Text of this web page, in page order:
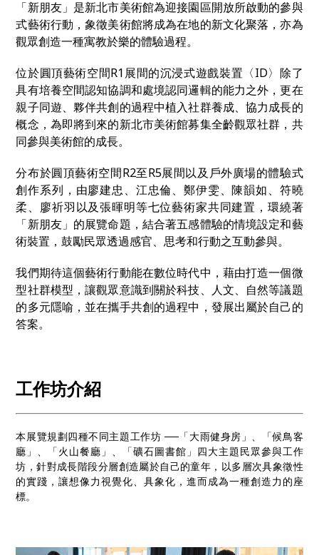
「新朋友」是新北市美術館為迎接園區開放所啟動的參與
式藝術行動，象徵美術館將成為在地的新文化聚落，亦為
觀眾創造一種寓教於樂的體驗過程。
位於圓頂藝術空間R1展間的沉浸式遊戲裝置〈ID〉除了
具有培養空間認知協調和處境認同邏輯的能力之外，更在
親子同遊、夥伴共創的過程中植入社群養成、協力成長的
概念，為即將到來的新北市美術館募集全齡觀眾社群，共
同參與美術館的成長。
分布於圓頂藝術空間R2至R5展間以及戶外廣場的體驗式
創作系列，由廖建忠、江忠倫、鄭伊雯、陳韻如、符曉
柔、廖祈羽以及張暉明等七位藝術家共同建置，環繞著
「新朋友」的展覽命題，結合著五感體驗的情境設定和藝
術裝置，鼓勵民眾透過感官、思考和行動之互動參與。
我們期待這個藝術行動能在數位時代中，藉由打造一個微
型社群模型，讓觀眾意識到關於科技、人⽂、自然等議題
的多元隱喻，並在攜手共創的過程中，發展出屬於自己的
答案。
工作坊介紹
本展覽規劃四種不同主題工作坊 ──「大雨健身房」、「候鳥客
廳」、「火山餐廳」、「礦石圖書館」四大主題民眾參與工作
坊，針對成長階段分層創造屬於自己的童年，以多層次具象徵性
的實踐，讓想像力視覺化、具象化，進而成為一種創造力的座
標。